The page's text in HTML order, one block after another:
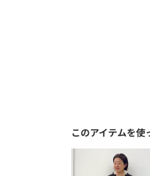
このアイテムを使